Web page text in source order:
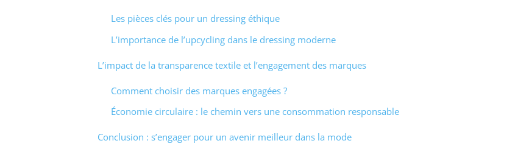
Les pièces clés pour un dressing éthique
L’importance de l’upcycling dans le dressing moderne
L’impact de la transparence textile et l’engagement des marques
Comment choisir des marques engagées ?
Économie circulaire : le chemin vers une consommation responsable
Conclusion : s’engager pour un avenir meilleur dans la mode